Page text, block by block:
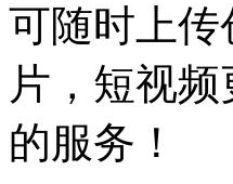
可随时上
片，短视
的服务！